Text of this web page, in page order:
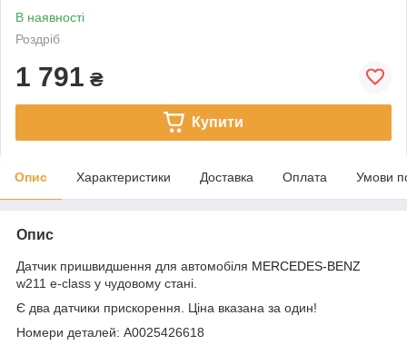
В наявності
Роздріб
1 791 ₴
Купити
Опис Характеристики Доставка Оплата Умови
Опис
Датчик пришвидшення для автомобіля MERCEDES-BENZ
w211 e-class у чудовому стані.
Є два датчики прискорення. Ціна вказана за один!
Номери деталей: A0025426618